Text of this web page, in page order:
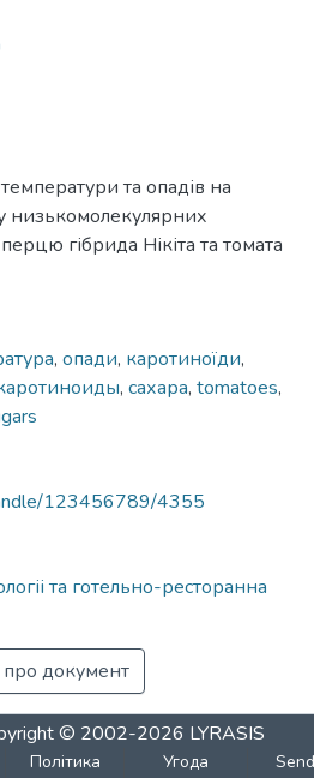
та опадів на
низькомолекулярних
гібрида Нікіта та томата
, опади, каротиноїди,
, сахара, tomatoеs,
123456789/4355
та готельно-ресторанна
документ
© 2002-2026 LYRASIS
Політика
Угода
Send